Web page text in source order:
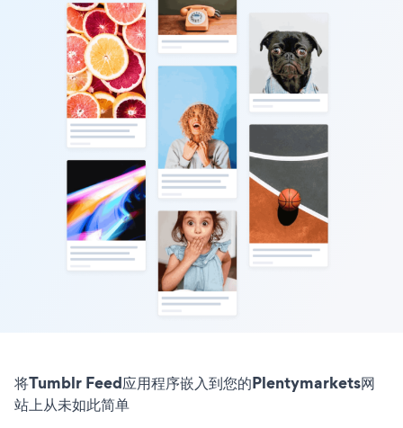
将Tumblr Feed应用程序嵌入到您的Plentymarkets网
站上从未如此简单